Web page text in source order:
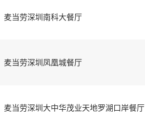
麦当劳深圳南科大餐厅
麦当劳深圳凤凰城餐厅
麦当劳深圳大中华茂业天地罗湖口岸餐厅